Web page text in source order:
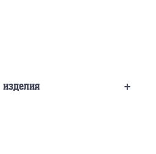
+
изделия